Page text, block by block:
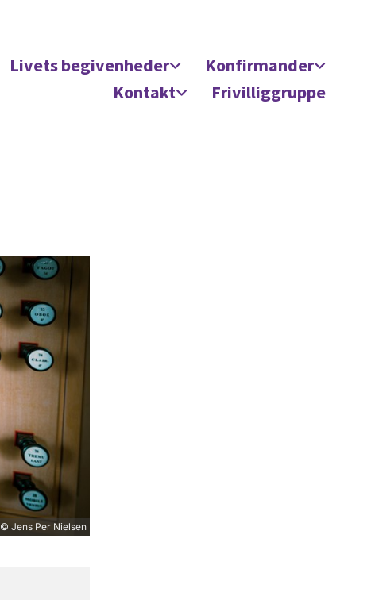
Livets begivenheder
Konfirmander
Kontakt
Frivilliggruppe
© Jens Per Nielsen